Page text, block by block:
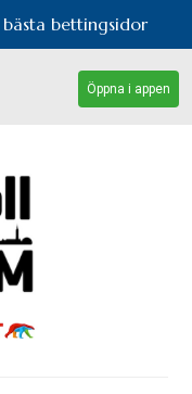
bettingsidor
Öppna i appen